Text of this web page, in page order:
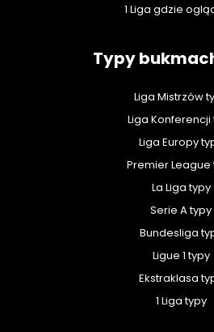
1 Liga gdzie
Typy
Liga Mistrzów
Liga Konferencji
Liga Europy
Premier League
La Liga typy
Serie A typy
Bundesliga
Ligue 1 typy
Ekstraklasa
1 Liga typy